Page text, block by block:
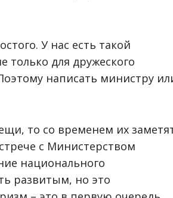
У нас есть такой
только для дружеского
написать министру
то со временем их
с Министерством
национального
развитым, но это